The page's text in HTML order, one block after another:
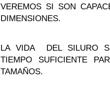
VEREMOS SI SON
DIMENSIONES.
LA VIDA DEL SILURO
TIEMPO SUFICIENTE
TAMAÑOS.